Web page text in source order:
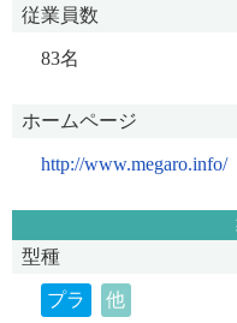
従業員数
83名
ホームページ
http://www.megaro.info/
型種
プラ 他